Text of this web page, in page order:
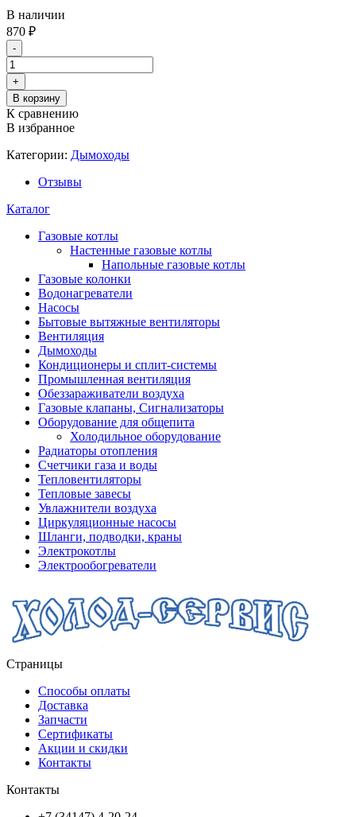
В наличии
870 ₽
-
+
В корзину
К сравнению
В избранное
Категории: Дымоходы
Отзывы
Каталог
Газовые котлы
Настенные газовые котлы
Напольные газовые котлы
Газовые колонки
Водонагреватели
Насосы
Бытовые вытяжные вентиляторы
Вентиляция
Дымоходы
Кондиционеры и сплит-системы
Промышленная вентиляция
Обеззараживатели воздуха
Газовые клапаны, Сигнализаторы
Оборудование для общепита
Холодильное оборудование
Радиаторы отопления
Счетчики газа и воды
Тепловентиляторы
Тепловые завесы
Увлажнители воздуха
Циркуляционные насосы
Шланги, подводки, краны
Электрокотлы
Электрообогреватели
Страницы
Способы оплаты
Доставка
Запчасти
Сертификаты
Акции и скидки
Контакты
Контакты